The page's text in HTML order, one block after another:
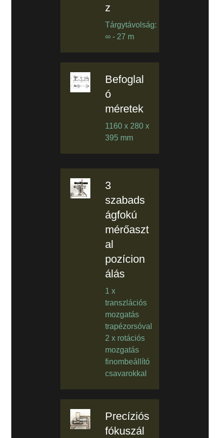
z
Tárgytávolság:
∞ - 27 m
Befoglal
ó
méretek
1160 x 280 x
395 mm
3
szabads
ágfokú
mérőaszt
al
pozícion
álás
1 x
transzlációs
mozgatás
trapézorsóval
2 x rotációs
mozgatás
finombeállító
csavarokkal
Precíziós
fókuszál